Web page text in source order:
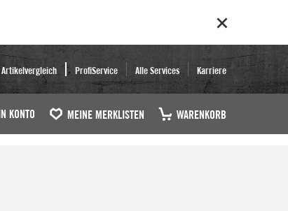
Artikelvergleich ProfiService Alle Services Karriere
KONTO MEINE MERKLISTEN WARENKORB